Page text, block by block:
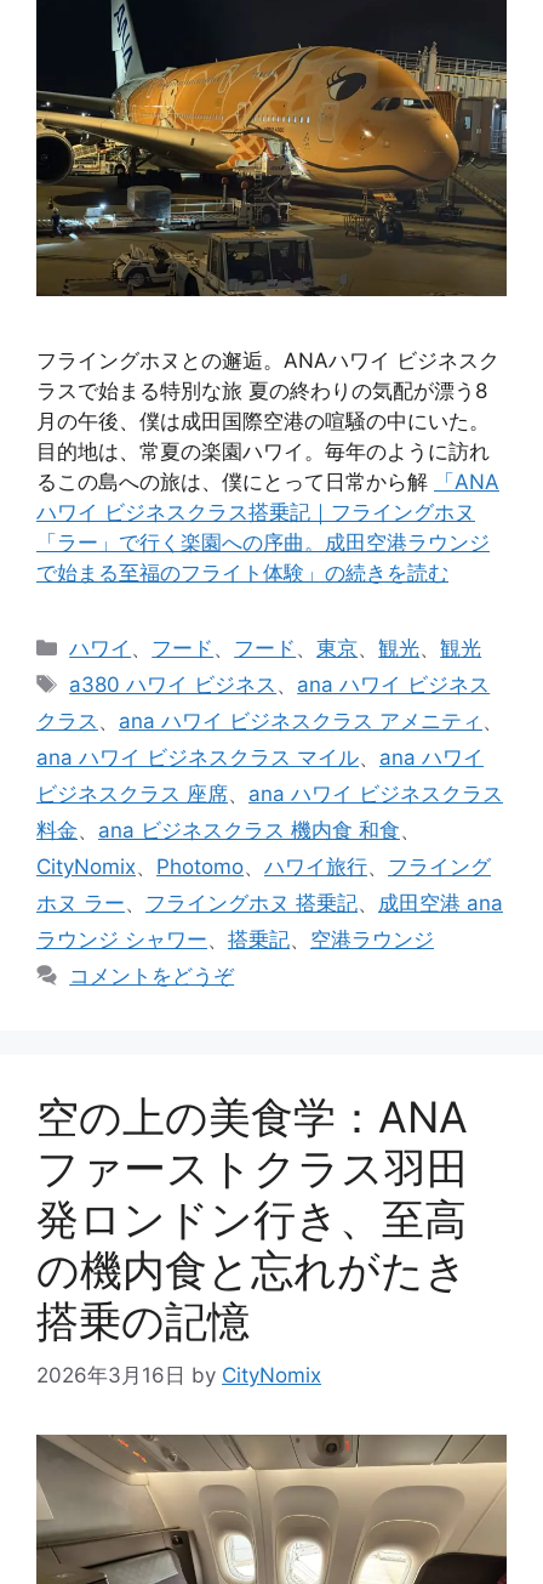
フライングホヌとの邂逅。ANAハワイ ビジネスク
ラスで始まる特別な旅 夏の終わりの気配が漂う8
月の午後、僕は成田国際空港の喧騒の中にいた。
目的地は、常夏の楽園ハワイ。毎年のように訪れ
るこの島への旅は、僕にとって日常から解
「ANA
ハワイ ビジネスクラス搭乗記｜フライングホヌ
「ラー」で行く楽園への序曲。成田空港ラウンジ
で始まる至福のフライト体験」の続きを読む
カ
テ
リ
ー
ハワイ 、 フード 、 フード 、東京、観光、観光
タ
グ
a380 ハワイ ビジネス 、 ana ハワイ ビジネス
クラス 、 ana ハワイ ビジネスクラス アメニティ 、
ana ハワイ ビジネスクラス マイル、 ana ハワイ
ビジネスクラス 座席、 ana ハワイ ビジネスクラス
料金、 ana ビジネスクラス 機内食 和食、
CityNomix、 Photomo、 ハワイ旅行、 フライング
ホヌ ラー、 フライングホヌ 搭乗記、 成田空港 ana
ラウンジ シャワー、 搭乗記、 空港ラウンジ
コメントをどうぞ
空の上の美食学：ANA
ファーストクラス羽田
発ロンドン行き、至高
の機内食と忘れがたき
搭乗の記憶
2026年3月16日 by CityNomix